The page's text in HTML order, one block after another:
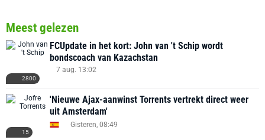
Meest gelezen
2800
FCUpdate in het kort: John van 't Schip wordt
bondscoach van Kazachstan
7 aug. 13:02
15
'Nieuwe Ajax-aanwinst Torrents vertrekt direct weer
uit Amsterdam'
Gisteren, 08:49